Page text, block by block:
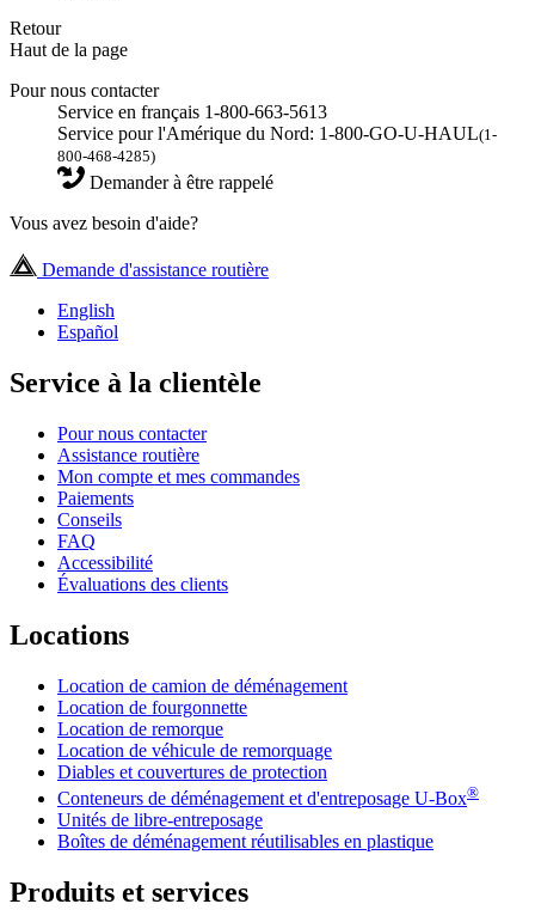
Retour
Haut de la page
Pour nous contacter
Service en français 1-800-663-5613
Service pour l'Amérique du Nord: 1-800-GO-U-HAUL(1-
800-468-4285)
Demander à être rappelé
Vous avez besoin d'aide?
Demande d'assistance routière
English
Español
Service à la clientèle
Pour nous contacter
Assistance routière
Mon compte et mes commandes
Paiements
Conseils
FAQ
Accessibilité
Évaluations des clients
Locations
Location de camion de déménagement
Location de fourgonnette
Location de remorque
Location de véhicule de remorquage
Diables et couvertures de protection
Conteneurs de déménagement et d'entreposage U-Box®
Unités de libre-entreposage
Boîtes de déménagement réutilisables en plastique
Produits et services